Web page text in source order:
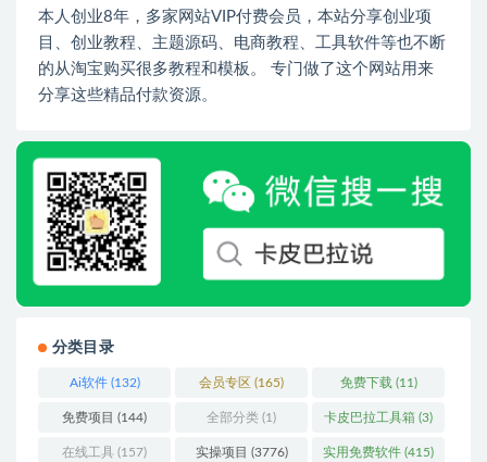
本人创业8年，多家网站VIP付费会员，本站分享创业项
目、创业教程、主题源码、电商教程、工具软件等也不断
的从淘宝购买很多教程和模板。 专门做了这个网站用来
分享这些精品付款资源。
分类目录
Ai软件(132) 会员专区 (165) 免费下载 (11)
免费项目 (144) 全部分类 (1) 卡皮巴拉工具箱 (3)
在线工具 (157) 实操项目 (3776) 实用免费软件 (415)